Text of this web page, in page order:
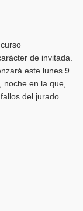
de invitada.
este lunes 9
noche en la que,
del jurado